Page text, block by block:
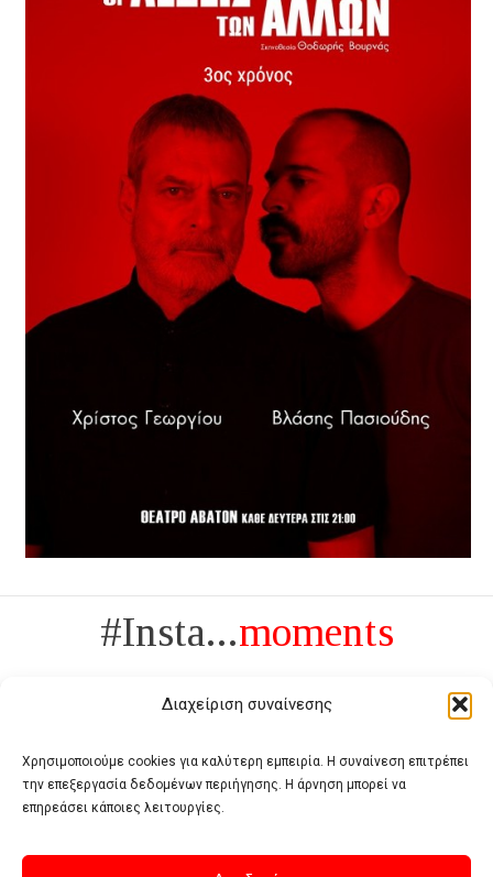
Διαχείριση συναίνεσης
Χρησιμοποιούμε cookies για καλύτερη εμπειρία. Η συναίνεση επιτρέπει
την επεξεργασία δεδομένων περιήγησης. Η άρνηση μπορεί να
επηρεάσει κάποιες λειτουργίες.
#Insta...moments
Πολυτέλεια δεν είναι το αντίθετο της ανέχειας, είναι το αντίθετο της